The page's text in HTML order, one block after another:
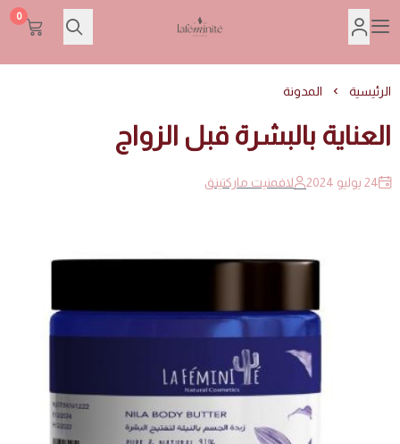
Lafeminite | لافمنيت
0
الرئيسية المدونة
العناية بالبشرة قبل الزواج
24 يوليو 2024 لافمنيت ماركتينق